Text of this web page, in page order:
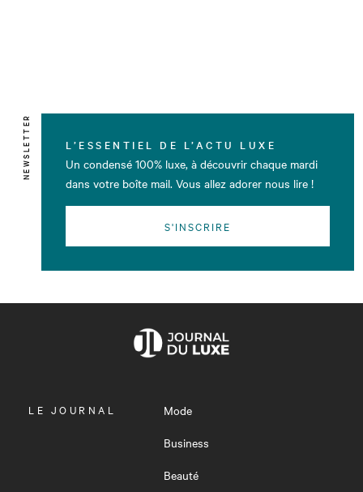
NEWSLETTER L’ESSENTIEL DE L’ACTU LUXE
Un condensé 100% luxe, à découvrir chaque mardi
dans votre boîte mail. Vous allez adorer nous lire !
S'INSCRIRE
OUVRIR
LE JOURNAL
Mode
Business
Beauté